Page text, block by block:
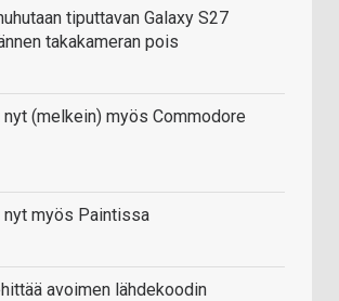
tiputtavan Galaxy S27
takakameran pois
(melkein) myös Commodore
nyt myös Paintissa
avoimen lähdekoodin